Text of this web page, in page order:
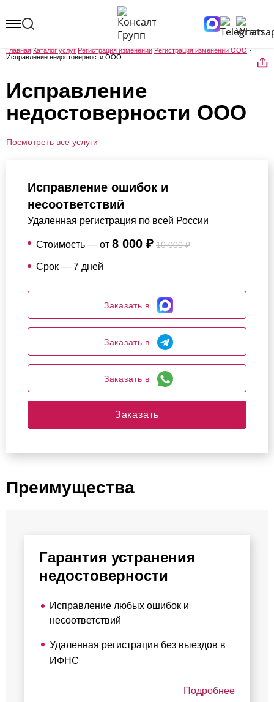
Главная Каталог услуг Регистрация изменений Регистрация изменений ООО
Исправление недостоверности ООО
Исправление
недостоверности ООО
Посмотреть все услуги
Исправление ошибок и
несоответствий
Удаленная регистрация по всей России
Стоимость — от 8 000 ₽ 10 000 ₽
Срок — 7 дней
Заказать в
Заказать в
Заказать в
Заказать
Преимущества
Гарантия устранения
недостоверности
Исправление любых ошибок и
несоответствий
Удаленная регистрация без выездов в
ИФНС
Подробнее